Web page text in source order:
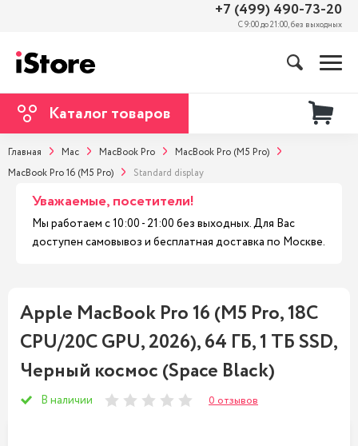
+7 (499) 490-73-20
С 9:00 до 21:00, без выходных
Каталог товаров
Главная Mac MacBook Pro
MacBook Pro (M5 Pro)
MacBook Pro 16 (M5 Pro)
Standard display
Уважаемые, посетители!
Мы работаем с 10:00 - 21:00 без выходных. Для Вас
доступен самовывоз и бесплатная доставка по Москве.
Apple MacBook Pro 16 (M5 Pro, 18C
CPU/20C GPU, 2026), 64 ГБ, 1 ТБ SSD,
Черный космос (Space Black)
В наличии 0 отзывов